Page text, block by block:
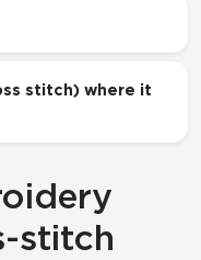
stitch) where it
stitch